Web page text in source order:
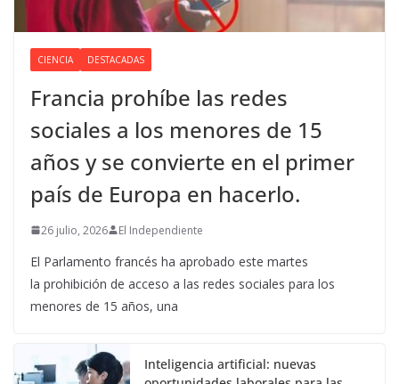
CIENCIA DESTACADAS
Francia prohíbe las redes
sociales a los menores de 15
años y se convierte en el primer
país de Europa en hacerlo.
26 julio, 2026 El Independiente
El Parlamento francés ha aprobado este martes
la prohibición de acceso a las redes sociales para los
menores de 15 años, una
Inteligencia artificial: nuevas